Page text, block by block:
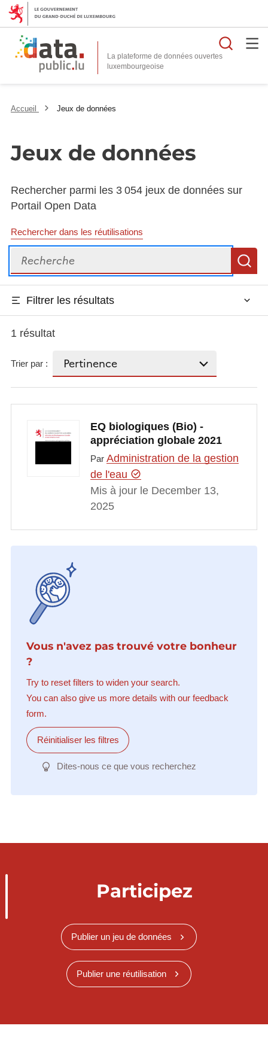
La plateforme de données ouvertes
Accueil Jeux de données
Jeux de données
Rechercher parmi les 3 054 jeux de données sur
Portail Open Data
Rechercher dans les réutilisations
Recherche
Filtrer les résultats
1 résultat
Trier par :
EQ biologiques (Bio) -
appréciation globale 2021
Par Administration de la gestion
de l'eau
Mis à jour le December 13,
2025
Vous n'avez pas trouvé votre bonheur
?
Try to reset filters to widen your search.
You can also give us more details with our feedback
form.
Réinitialiser les filtres
Dites-nous ce que vous recherchez
Participez
Publier un jeu de données
Publier une réutilisation